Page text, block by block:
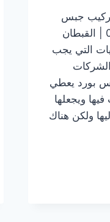
جبس
بورد في الشارقة 0506850539 | القبطان
التي يجب
بورد يعطي
ويجعلها
ولكن هناك